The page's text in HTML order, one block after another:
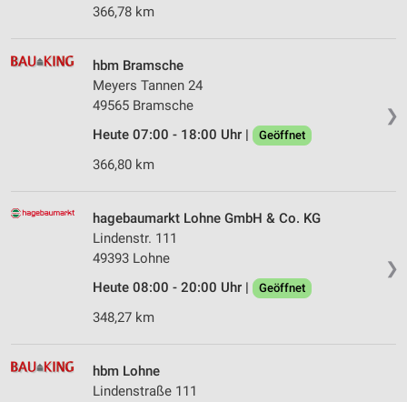
366,78 km
❯
hbm Bramsche
Meyers Tannen 24
49565 Bramsche
Heute 07:00 - 18:00 Uhr |
Geöffnet
366,80 km
❯
hagebaumarkt Lohne GmbH & Co. KG
Lindenstr. 111
49393 Lohne
Heute 08:00 - 20:00 Uhr |
Geöffnet
348,27 km
hbm Lohne
Lindenstraße 111